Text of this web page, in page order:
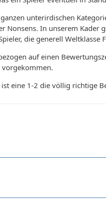
unterirdischen
Nonsens. In unserem Kader
die generell Weltklasse
auf einen
vorgekommen.
eine 1-2 die völlig richtige